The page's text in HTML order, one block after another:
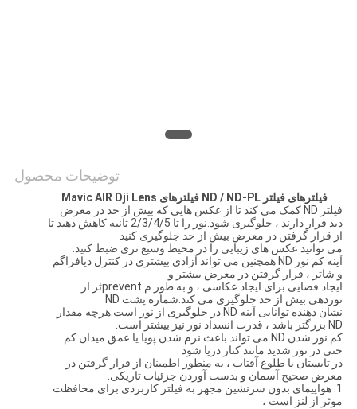
توضیحات محصول
فیلترهای فیلتر ND / ND-PL فیلترهای Mavic AIR Dji Lens
فیلتر ND کمک می کند تا از عکس هایی که بیش از حد در معرض
دید قرار دارند ، جلوگیری شود.نور را تا 2/3/4/5 ثانیه کاهش دهید تا
از قرار گرفتن در معرض بیش از حد جلوگیری کنید
می توانید عکس های زیبایی را در محیط وسیع تری ضبط کنید.
آینه کم نور ND همچنین می تواند آزادی بیشتری در کنترل دیافراگم
و شاتر ، قرار گرفتن در معرض بیشتر و
ایجاد فضایی برای ایجاد عکاسی ، و به طور م preventثر از
نوردهی بیش از حد جلوگیری می کند.شماره پشت ND
نشان دهنده توانایی آینه ND در جلوگیری از نور است.هرچه مقدار
ND بزرگتر باشد ، قدرت انسداد نور نیز بیشتر است.
کم نور شدن ND می تواند باعث نرم شدن پویا یا عمق میدان کم
حتی در نور شدید مانند کنار دریا شود
در تابستان یا طلوع آفتاب ، به منظور اطمینان از قرار گرفتن در
معرض صحیح آسمان و بدست آوردن جزئیات تاریکی.
1. هواپیمای بدون سرنشین مجهز به فیلتر کاربردی برای محافظت
موثر از لنز است ،